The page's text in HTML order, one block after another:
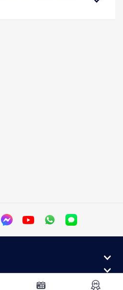
et partenaires